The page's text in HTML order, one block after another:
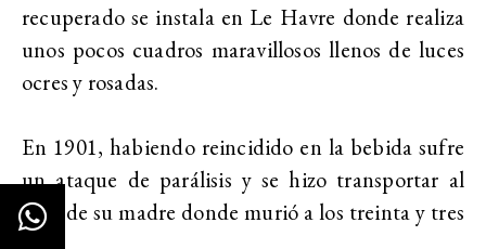
recuperado se instala en Le Havre donde realiza
unos pocos cuadros maravillosos llenos de luces
ocres y rosadas.
En 1901, habiendo reincidido en la bebida sufre
un ataque de parálisis y se hizo transportar al
lado de su madre donde murió a los treinta y tres